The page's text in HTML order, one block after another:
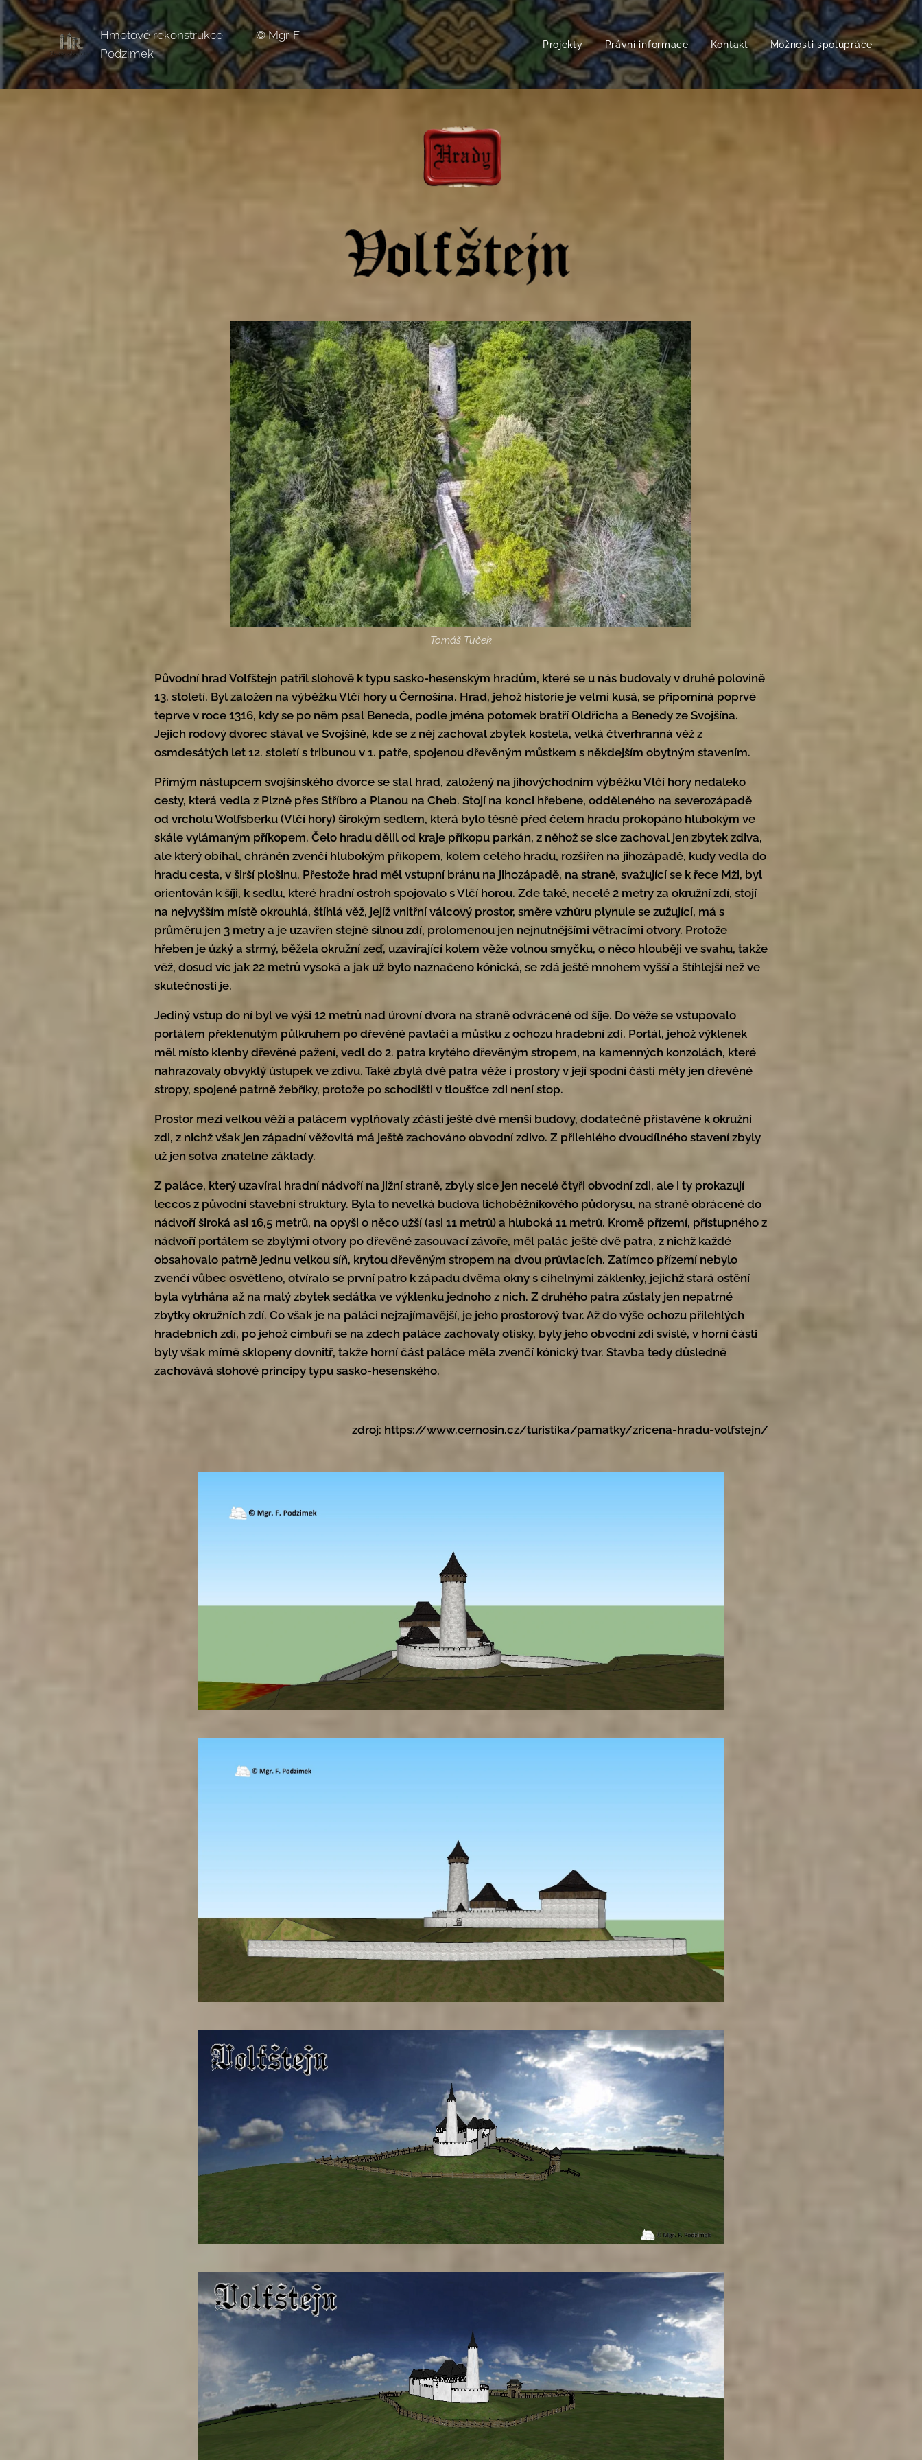
Hmotové rekonstrukce © Mgr. F.
Podzimek
Projekty Právní informace Kontakt Možnosti spolupráce
Tomáš Tuček
Původní hrad Volfštejn patřil slohově k typu sasko-hesenským hradům, které se u nás budovaly v druhé polovině
13. století. Byl založen na výběžku Vlčí hory u Černošína. Hrad, jehož historie je velmi kusá, se připomíná poprvé
teprve v roce 1316, kdy se po něm psal Beneda, podle jména potomek bratří Oldřicha a Benedy ze Svojšína.
Jejich rodový dvorec stával ve Svojšíně, kde se z něj zachoval zbytek kostela, velká čtverhranná věž z
osmdesátých let 12. století s tribunou v 1. patře, spojenou dřevěným můstkem s někdejším obytným stavením.
Přímým nástupcem svojšínského dvorce se stal hrad, založený na jihovýchodním výběžku Vlčí hory nedaleko
cesty, která vedla z Plzně přes Stříbro a Planou na Cheb. Stojí na konci hřebene, odděleného na severozápadě
od vrcholu Wolfsberku (Vlčí hory) širokým sedlem, která bylo těsně před čelem hradu prokopáno hlubokým ve
skále vylámaným příkopem. Čelo hradu dělil od kraje příkopu parkán, z něhož se sice zachoval jen zbytek zdiva,
ale který obíhal, chráněn zvenčí hlubokým příkopem, kolem celého hradu, rozšířen na jihozápadě, kudy vedla do
hradu cesta, v širší plošinu. Přestože hrad měl vstupní bránu na jihozápadě, na straně, svažující se k řece Mži, byl
orientován k šíji, k sedlu, které hradní ostroh spojovalo s Vlčí horou. Zde také, necelé 2 metry za okružní zdí, stojí
na nejvyšším místě okrouhlá, štíhlá věž, jejíž vnitřní válcový prostor, směre vzhůru plynule se zužující, má s
průměru jen 3 metry a je uzavřen stejně silnou zdí, prolomenou jen nejnutnějšími větracími otvory. Protože
hřeben je úzký a strmý, běžela okružní zeď, uzavírající kolem věže volnou smyčku, o něco hlouběji ve svahu, takže
věž, dosud víc jak 22 metrů vysoká a jak už bylo naznačeno kónická, se zdá ještě mnohem vyšší a štíhlejší než ve
skutečnosti je.
Jediný vstup do ní byl ve výši 12 metrů nad úrovní dvora na straně odvrácené od šíje. Do věže se vstupovalo
portálem překlenutým půlkruhem po dřevěné pavlači a můstku z ochozu hradební zdi. Portál, jehož výklenek
měl místo klenby dřevěné pažení, vedl do 2. patra krytého dřevěným stropem, na kamenných konzolách, které
nahrazovaly obvyklý ústupek ve zdivu. Také zbylá dvě patra věže i prostory v její spodní části měly jen dřevěné
stropy, spojené patrně žebříky, protože po schodišti v tloušťce zdi není stop.
Prostor mezi velkou věží a palácem vyplňovaly zčásti ještě dvě menší budovy, dodatečně přistavěné k okružní
zdi, z nichž však jen západní věžovitá má ještě zachováno obvodní zdivo. Z přilehlého dvoudílného stavení zbyly
už jen sotva znatelné základy.
Z paláce, který uzavíral hradní nádvoří na jižní straně, zbyly sice jen necelé čtyři obvodní zdi, ale i ty prokazují
leccos z původní stavební struktury. Byla to nevelká budova lichoběžníkového půdorysu, na straně obrácené do
nádvoří široká asi 16,5 metrů, na opyši o něco užší (asi 11 metrů) a hluboká 11 metrů. Kromě přízemí, přístupného z
nádvoří portálem se zbylými otvory po dřevěné zasouvací závoře, měl palác ještě dvě patra, z nichž každé
obsahovalo patrně jednu velkou síň, krytou dřevěným stropem na dvou průvlacích. Zatímco přízemí nebylo
zvenčí vůbec osvětleno, otvíralo se první patro k západu dvěma okny s cihelnými záklenky, jejichž stará ostění
byla vytrhána až na malý zbytek sedátka ve výklenku jednoho z nich. Z druhého patra zůstaly jen nepatrné
zbytky okružních zdí. Co však je na paláci nejzajímavější, je jeho prostorový tvar. Až do výše ochozu přilehlých
hradebních zdí, po jehož cimbuří se na zdech paláce zachovaly otisky, byly jeho obvodní zdi svislé, v horní části
byly však mírně sklopeny dovnitř, takže horní část paláce měla zvenčí kónický tvar. Stavba tedy důsledně
zachovává slohové principy typu sasko-hesenského.
zdroj: https://www.cernosin.cz/turistika/pamatky/zricena-hradu-volfstejn/